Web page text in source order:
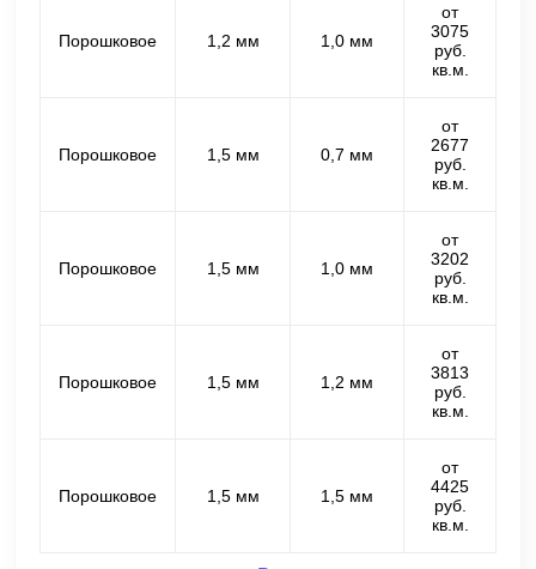
Порошковое 1,2 мм 1,0 мм
от
3075
руб.
кв.м.
Порошковое 1,5 мм 0,7 мм
от
2677
руб.
кв.м.
Порошковое 1,5 мм 1,0 мм
от
3202
руб.
кв.м.
Порошковое 1,5 мм 1,2 мм
от
3813
руб.
кв.м.
Порошковое 1,5 мм 1,5 мм
от
4425
руб.
кв.м.